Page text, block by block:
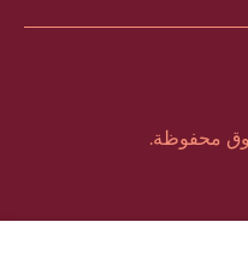
محفوظة.